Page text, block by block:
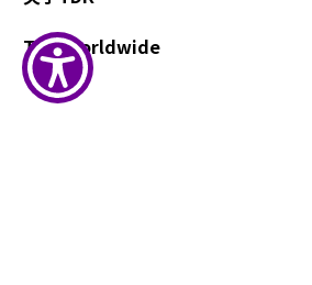
TDK Worldwide